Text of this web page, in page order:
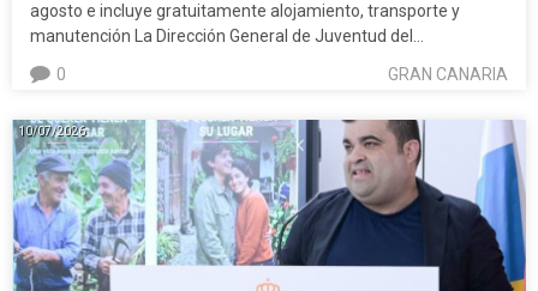
agosto e incluye gratuitamente alojamiento, transporte y
manutención La Dirección General de Juventud del…
GRAN CANARIA
0
10/07/2026